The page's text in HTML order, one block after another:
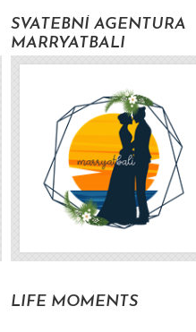
SVATEBNÍ AGENTURA
MARRYATBALI
LIFE MOMENTS